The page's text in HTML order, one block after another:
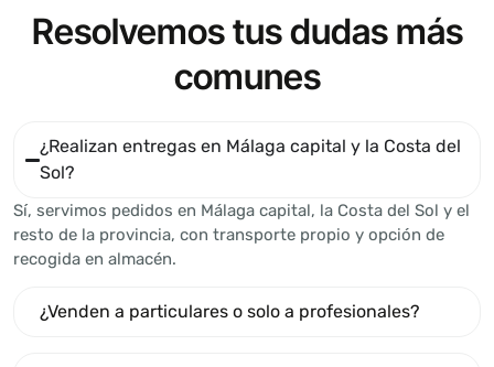
Resolvemos tus dudas más
comunes
¿Realizan entregas en Málaga capital y la Costa del
Sol?
Sí, servimos pedidos en Málaga capital, la Costa del Sol y el
resto de la provincia, con transporte propio y opción de
recogida en almacén.
¿Venden a particulares o solo a profesionales?